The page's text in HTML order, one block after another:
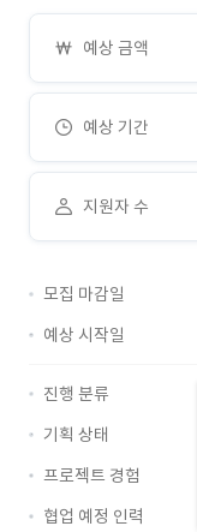
예상 금액
예상 기간
지원자 수
모집 마감일
예상 시작일
진행 분류
기획 상태
프로젝트 경험
협업 예정 인력